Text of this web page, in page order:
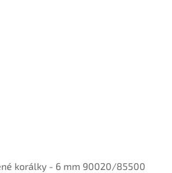
korálky - 6 mm 90020/85500